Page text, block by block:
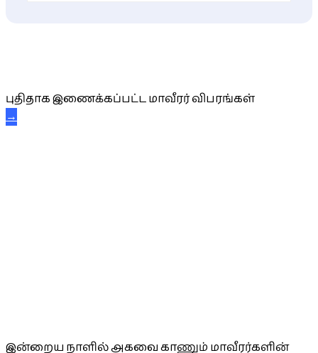
புதிதாக இணைக்கப்பட்ட மாவீரர் விபரங்கள்
→
இன்றைய நாளில் அகவை காணும் மாவீரர்களின்